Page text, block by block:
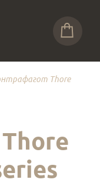
Thore